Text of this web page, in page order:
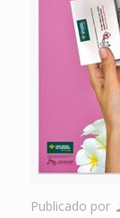
Publicado por